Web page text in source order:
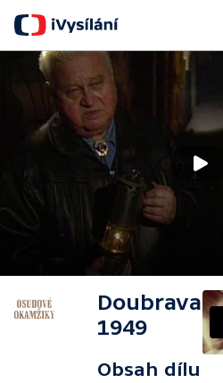
Doubrava
1949
Obsah dílu